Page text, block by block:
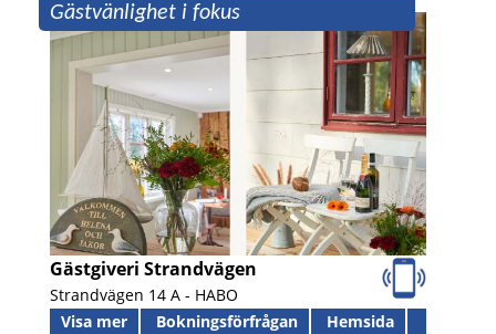
Gästvänlighet i fokus
Gästgiveri Strandvägen
Strandvägen 14 A - HABO
Visa mer
Bokningsförfrågan
Hemsida